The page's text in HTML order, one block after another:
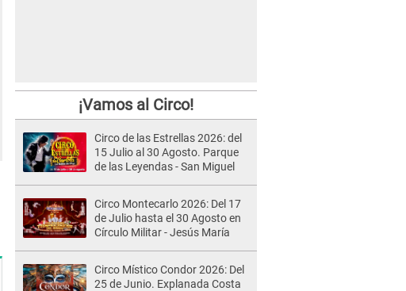
¡Vamos al Circo!
Circo de las Estrellas 2026: del
15 Julio al 30 Agosto. Parque
de las Leyendas - San Miguel
Circo Montecarlo 2026: Del 17
de Julio hasta el 30 Agosto en
Círculo Militar - Jesús María
Circo Místico Condor 2026: Del
25 de Junio. Explanada Costa